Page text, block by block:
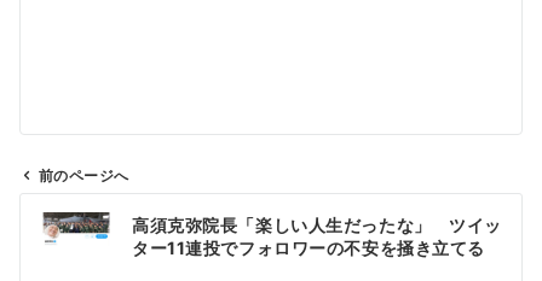
前のページへ
高須克弥院長「楽しい人生だったな」 ツイッ
ター11連投でフォロワーの不安を掻き立てる